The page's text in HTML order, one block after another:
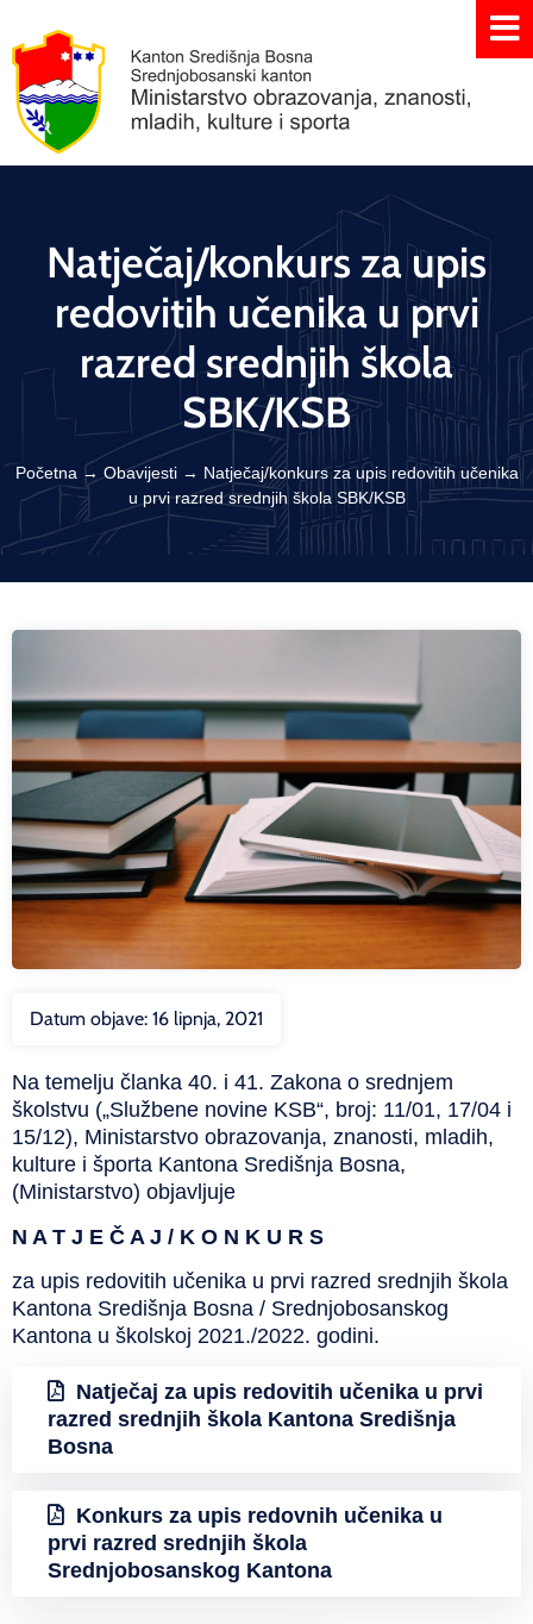
Natječaj/konkurs za upis
redovitih učenika u prvi
razred srednjih škola
SBK/KSB
Početna → Obavijesti→ Natječaj/konkurs za upis redovitih učenika
u prvi razred srednjih škola SBK/KSB
Datum objave: 16 lipnja, 2021
Na temelju članka 40. i 41. Zakona o srednjem
školstvu („Službene novine KSB“, broj: 11/01, 17/04 i
15/12), Ministarstvo obrazovanja, znanosti, mladih,
kulture i športa Kantona Središnja Bosna,
(Ministarstvo) objavljuje
N A T J E Č A J / K O N K U R S
za upis redovitih učenika u prvi razred srednjih škola
Kantona Središnja Bosna / Srednjobosanskog
Kantona u školskoj 2021./2022. godini.
Natječaj za upis redovitih učenika u prvi
razred srednjih škola Kantona Središnja
Bosna
Konkurs za upis redovnih učenika u
prvi razred srednjih škola
Srednjobosanskog Kantona